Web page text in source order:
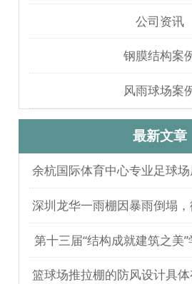
公司资讯
钢膜结构案
风雨球场案
最新文章
余杭国际体育中心专业足球
满完成
深圳龙华一雨棚因暴雨倒塌，
无人员伤亡
第十三届“结构成就建筑之美
歌剧院观摩
篮球场推拉棚的防风设计具